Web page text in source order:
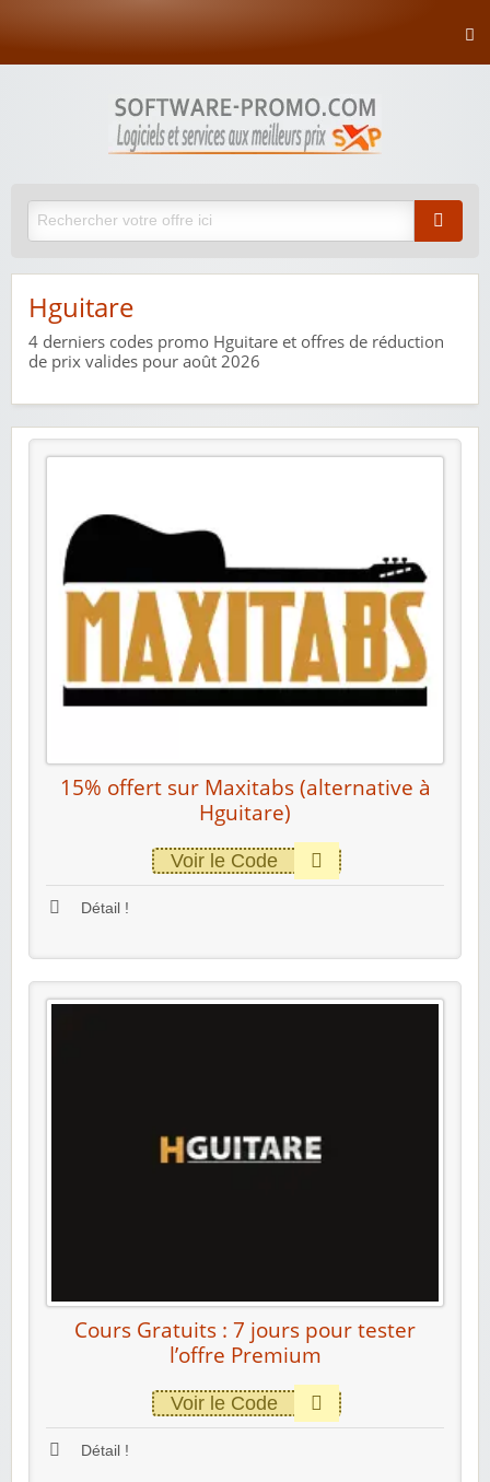
Hguitare
4 derniers codes promo Hguitare et offres de réduction
de prix valides pour août 2026
15% offert sur Maxitabs (alternative à
Hguitare)
Voir le Code
Détail !
Cours Gratuits : 7 jours pour tester
l’offre Premium
Voir le Code
Détail !